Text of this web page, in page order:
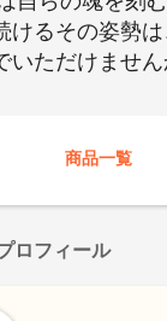
けるその姿勢
ただけません
商品一覧
ロフィール